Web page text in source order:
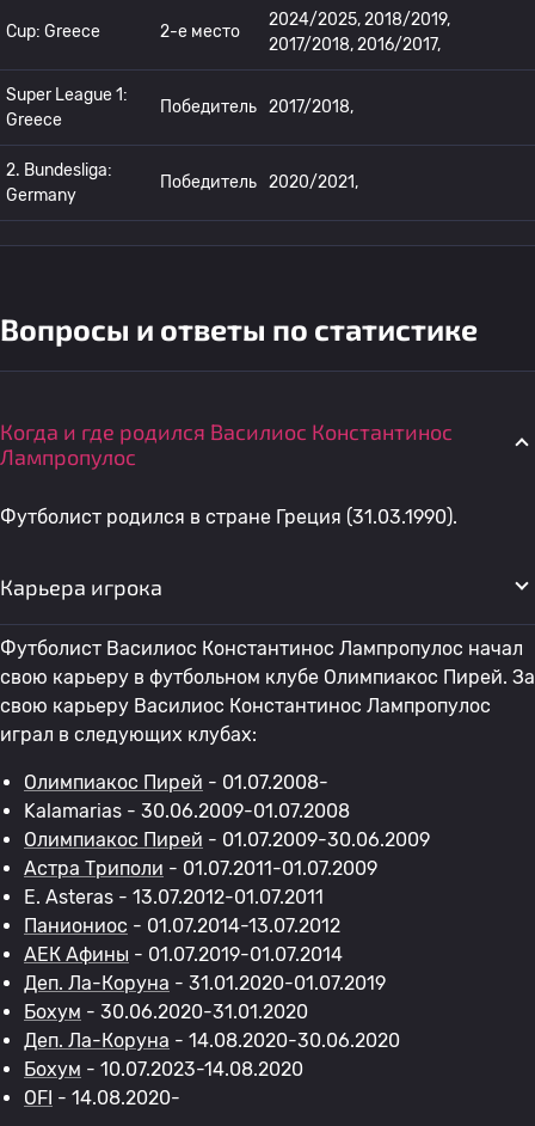
Cup: Greece 2-е место
2024/2025, 2018/2019,
2017/2018, 2016/2017,
Super League 1:
Greece
Победитель 2017/2018,
2. Bundesliga:
Germany
Победитель 2020/2021,
Вопросы и ответы по статистике
Когда и где родился Василиос Константинос
Лампропулос
Футболист родился в стране Греция (31.03.1990).
Карьера игрока
Футболист Василиос Константинос Лампропулос начал
свою карьеру в футбольном клубе Олимпиакос Пирей. За
свою карьеру Василиос Константинос Лампропулос
играл в следующих клубах:
Олимпиакос Пирей - 01.07.2008-
Kalamarias - 30.06.2009-01.07.2008
Олимпиакос Пирей - 01.07.2009-30.06.2009
Астра Триполи - 01.07.2011-01.07.2009
E. Asteras - 13.07.2012-01.07.2011
Паниониос - 01.07.2014-13.07.2012
АЕК Афины - 01.07.2019-01.07.2014
Деп. Ла-Коруна - 31.01.2020-01.07.2019
Бохум - 30.06.2020-31.01.2020
Деп. Ла-Коруна - 14.08.2020-30.06.2020
Бохум - 10.07.2023-14.08.2020
OFI - 14.08.2020-